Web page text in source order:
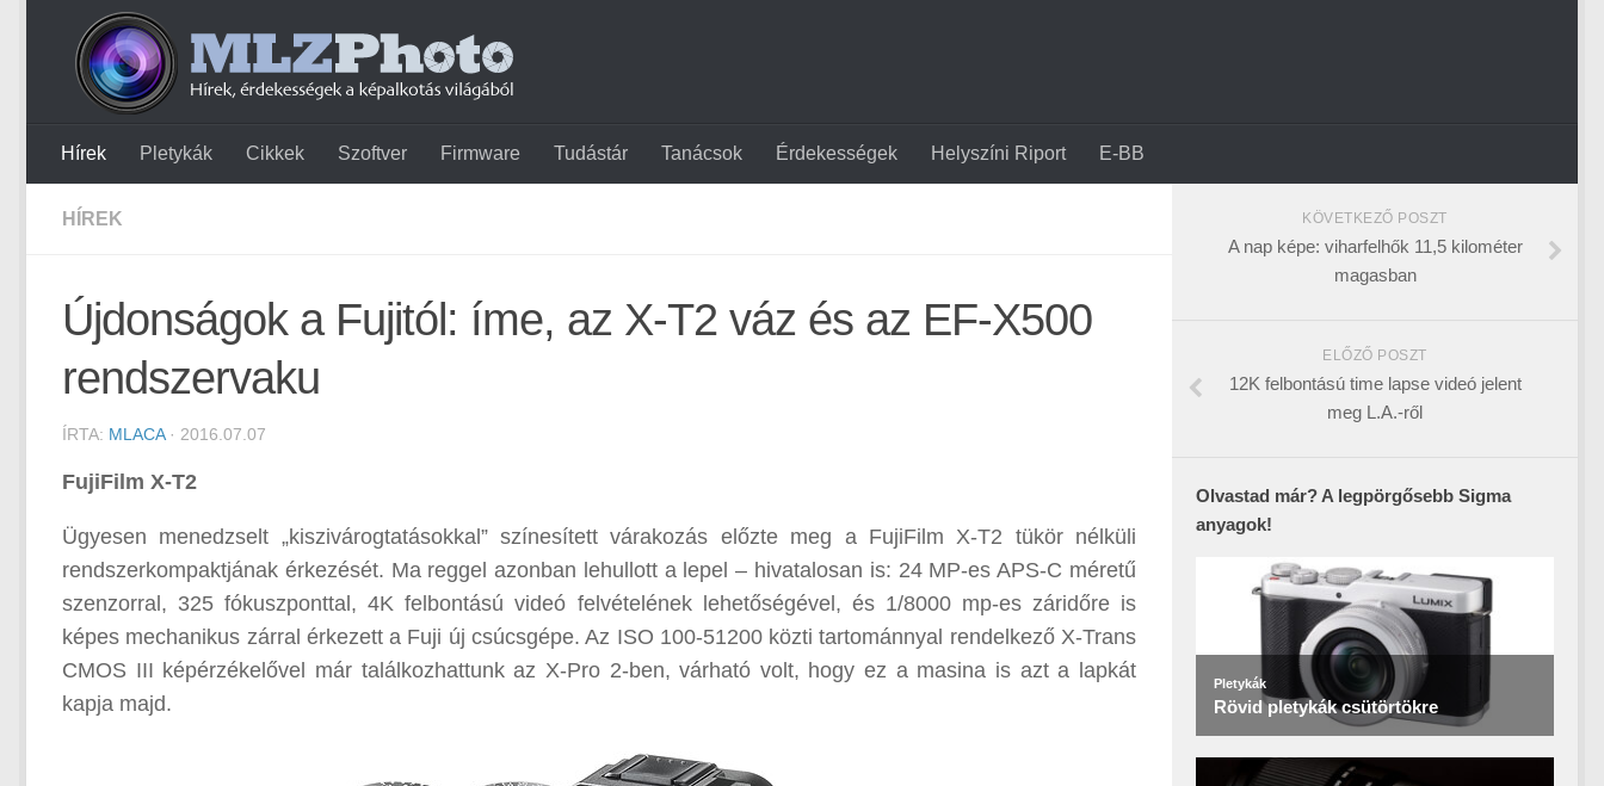
Hírek Pletykák Cikkek Szoftver Firmware Tudástár Tanácsok Érdekességek Helyszíni Riport E-BB
HÍREK
Újdonságok a Fujitól: íme, az X-T2 váz és az EF-X500
rendszervaku
ÍRTA: MLACA· 2016.07.07
FujiFilm X-T2
Ügyesen menedzselt „kiszivárogtatásokkal” színesített várakozás előzte meg a FujiFilm X-T2 tükör nélküli
rendszerkompaktjának érkezését. Ma reggel azonban lehullott a lepel – hivatalosan is: 24 MP-es APS-C méretű
szenzorral, 325 fókuszponttal, 4K felbontású videó felvételének lehetőségével, és 1/8000 mp-es záridőre is
képes mechanikus zárral érkezett a Fuji új csúcsgépe. Az ISO 100-51200 közti tartománnyal rendelkező X-Trans
CMOS III képérzékelővel már találkozhattunk az X-Pro 2-ben, várható volt, hogy ez a masina is azt a lapkát
kapja majd.
KÖVETKEZŐ POSZT
A nap képe: viharfelhők 11,5 kilométer
magasban
ELŐZŐ POSZT
12K felbontású time lapse videó jelent
meg L.A.-ről
Olvastad már? A legpörgősebb Sigma
anyagok!